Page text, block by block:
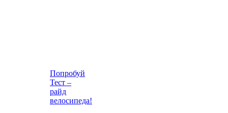
Попробуй
Тест –
райд
велосипеда!